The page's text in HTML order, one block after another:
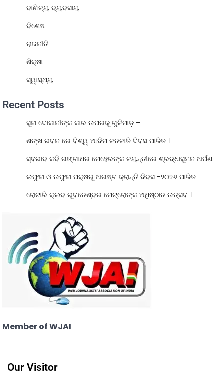
ବାଣିଜ୍ୟ ବ୍ୟବସାୟ
ବିଶେଷ
ରାଜନୀତି
ଶିକ୍ଷା
ସ୍ୱାସ୍ଥ୍ୟ
Recent Posts
ସୁନା ଦୋକାନୀଙ୍କ କାର ଉପରକୁ ଗୁଳିମାଡ଼ –
ଶଙ୍ଖ ଭବନ ରେ ବିଶ୍ୱ ଆଦିମ ଜନଜାତି ଦିବସ ପାଳିତ ।
ସ୍ଵଭାବ କବି ଗଙ୍ଗାଧର ମେହେରଙ୍କ ଜୟନ୍ତୀରେ ଶ୍ରଦ୍ଧାସୁମନ ଅର୍ପଣ
ଇଫୁନା ଓ ଉଫୁନା ପକ୍ଷରୁ ଅଗଷ୍ଟ କ୍ରାନ୍ତି ଦିବସ -୨୦୨୬ ପାଳିତ
ରୋଟାରି କ୍ଲବ ଭୁବନେଶ୍ବର ମେଟ୍ରୋଙ୍କ ଅଧିଷ୍ଠାନ ଉତ୍ସବ ।
Member of WJAI
Our Visitor